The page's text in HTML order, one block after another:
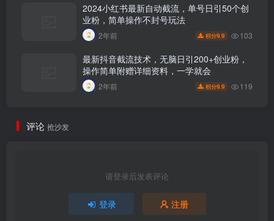
2024小红书最新自动截流，单号日引50个创
业粉，简单操作不封号玩法
2年前 积分9.9 103
最新抖音截流技术，无脑日引200+创业粉，
操作简单附赠详细资料，一学就会
2年前 积分9.9 119
评论 抢沙发
请登录后发表评论
登录 注册